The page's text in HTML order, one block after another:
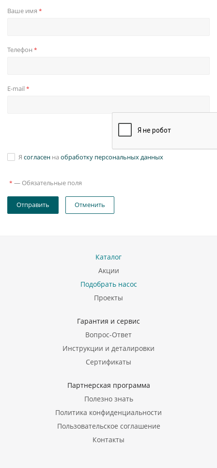
Ваше имя *
Телефон *
E-mail *
Я согласен на обработку персональных данных
* — Обязательные поля
Отправить Отменить
Каталог
Акции
Подобрать насос
Проекты
Гарантия и сервис
Вопрос-Ответ
Инструкции и деталировки
Сертификаты
Партнерская программа
Полезно знать
Политика конфиденциальности
Пользовательское соглашение
Контакты